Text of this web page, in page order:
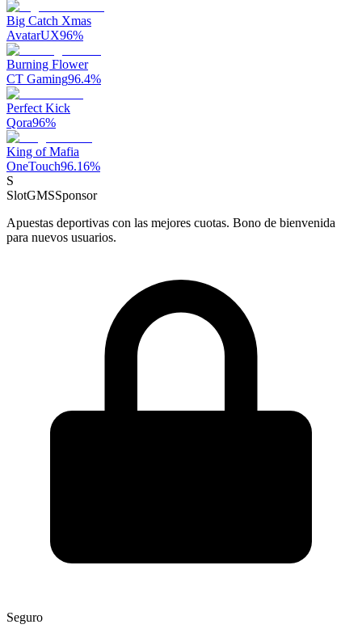
Big Catch Xmas
AvatarUX96%
Burning Flower
CT Gaming96.4%
Perfect Kick
Qora96%
King of Mafia
OneTouch96.16%
S
SlotGMSSponsor
Apuestas deportivas con las mejores cuotas. Bono de bienvenida
para nuevos usuarios.
Seguro